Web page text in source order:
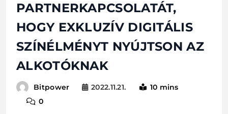
PARTNERKAPCSOLATÁT,
HOGY EXKLUZÍV DIGITÁLIS
SZÍNÉLMÉNYT NYÚJTSON AZ
ALKOTÓKNAK
Bitpower 2022.11.21.
10 mins
0